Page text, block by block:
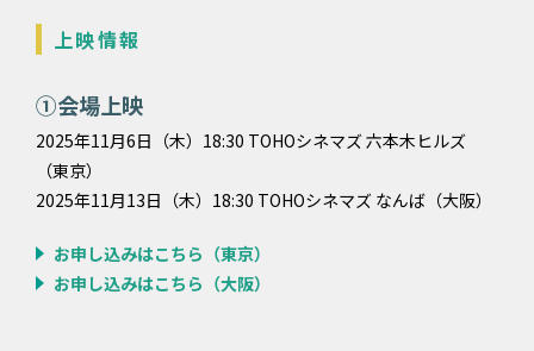
上映情報
①会場上映
2025年11月6日（木）18:30 TOHOシネマズ 六本木ヒルズ
（東京）
2025年11月13日（木）18:30 TOHOシネマズ なんば（大阪）
お申し込みはこちら（東京）
お申し込みはこちら（大阪）